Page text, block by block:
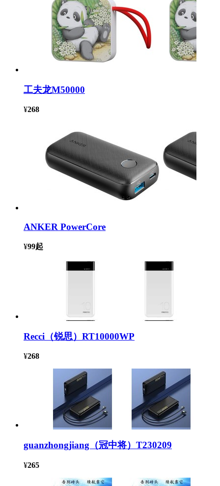
工夫龙M50000
¥268
ANKER PowerCore
¥99起
Recci（锐思）RT10000WP
¥268
guanzhongjiang（冠中将）T230209
¥265